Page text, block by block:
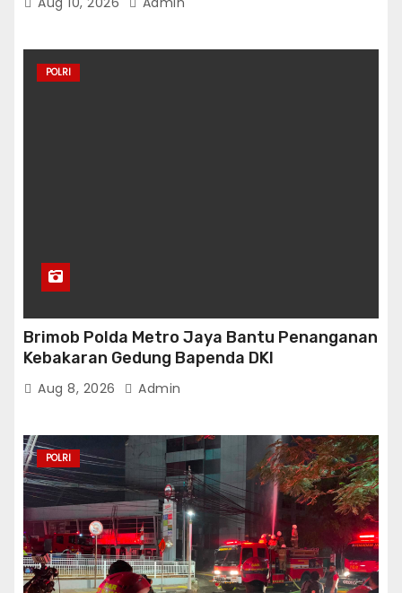
POLRI
Brimob Polda Metro Jaya Bantu Penanganan
Kebakaran Gedung Bapenda DKI
Aug 8, 2026 Admin
POLRI